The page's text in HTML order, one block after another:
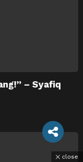
– Syafiq
close